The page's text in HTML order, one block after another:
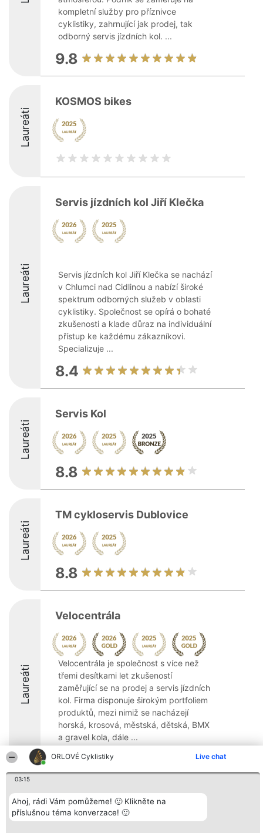
ORLOVÉ Cyklistiky Live chat
03:15
Ahoj, rádi Vám pomůžeme! 🙂 Klikněte na
příslušnou téma konverzace! 🙂
kompletní služby pro příznivce
cyklistiky, zahrnující jak prodej, tak
odborný servis jízdních kol. ...
9.8
Laureáti
KOSMOS bikes
Laureáti
Servis jízdních kol Jiří Klečka
Servis jízdních kol Jiří Klečka se nachází
v Chlumci nad Cidlinou a nabízí široké
spektrum odborných služeb v oblasti
cyklistiky. Společnost se opírá o bohaté
zkušenosti a klade důraz na individuální
přístup ke každému zákazníkovi.
Specializuje ...
8.4
Laureáti
Servis Kol
8.8
Laureáti
TM cykloservis Dublovice
8.8
Laureáti
Velocentrála
Velocentrála je společnost s více než
třemi desítkami let zkušeností
zaměřující se na prodej a servis jízdních
kol. Firma disponuje širokým portfoliem
produktů, mezi nimiž se nacházejí
horská, krosová, městská, dětská, BMX
a gravel kola, dále ...
9.7
Organizátor hlasování
Bright Side Solutions sp. z o.
o. sp. k.
Plebiscyt
Vítězové
Seznam všech